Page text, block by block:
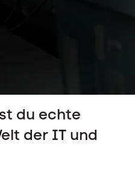
du echte
der IT und